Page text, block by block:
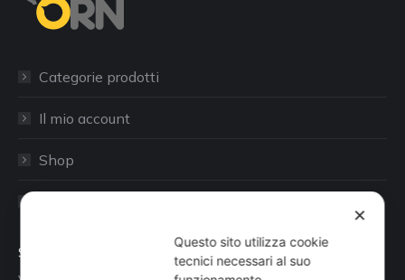
Categorie prodotti
Il mio account
Shop
Sede
✕
Questo sito utilizza cookie
tecnici necessari al suo